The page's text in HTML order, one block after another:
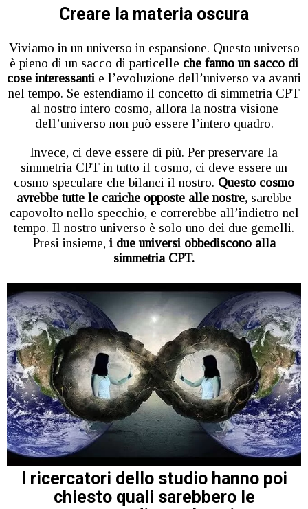
Creare la materia oscura
Viviamo in un universo in espansione. Questo universo
è pieno di un sacco di particelle che fanno un sacco di
cose interessanti e l’evoluzione dell’universo va avanti
nel tempo. Se estendiamo il concetto di simmetria CPT
al nostro intero cosmo, allora la nostra visione
dell’universo non può essere l’intero quadro.
Invece, ci deve essere di più. Per preservare la
simmetria CPT in tutto il cosmo, ci deve essere un
cosmo speculare che bilanci il nostro. Questo cosmo
avrebbe tutte le cariche opposte alle nostre, sarebbe
capovolto nello specchio, e correrebbe all’indietro nel
tempo. Il nostro universo è solo uno dei due gemelli.
Presi insieme, i due universi obbediscono alla
simmetria CPT.
I ricercatori dello studio hanno poi
chiesto quali sarebbero le